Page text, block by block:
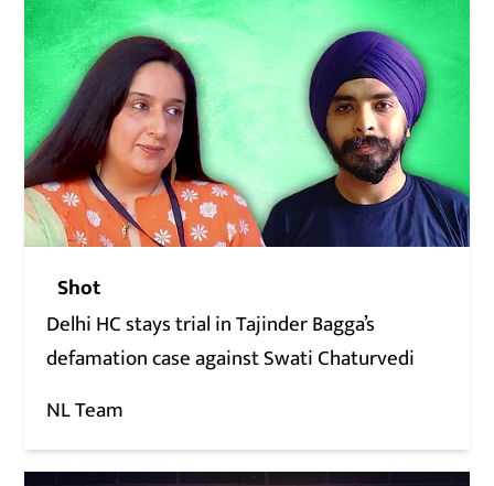
Shot
Delhi HC stays trial in Tajinder Bagga’s
defamation case against Swati Chaturvedi
NL Team